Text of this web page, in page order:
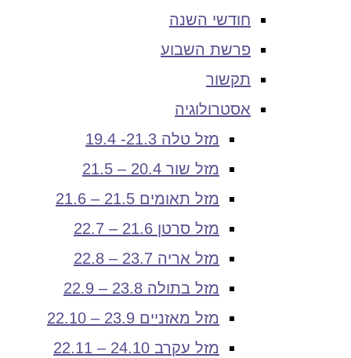
חודשי השנה
פרשת השבוע
תקשור
אסטרולוגיה
מזל טלה 21.3- 19.4
מזל שור 20.4 – 21.5
מזל תאומים 21.5 – 21.6
מזל סרטן 21.6 – 22.7
מזל אריה 23.7 – 22.8
מזל בתולה 23.8 – 22.9
מזל מאזניים 23.9 – 22.10
מזל עקרב 24.10 – 22.11